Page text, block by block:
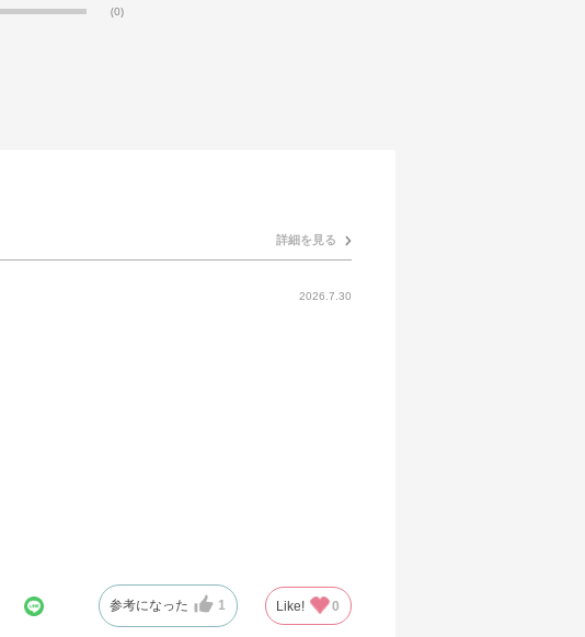
(0)
詳細を見る
2026.7.30
参考になった 1 Like! 0